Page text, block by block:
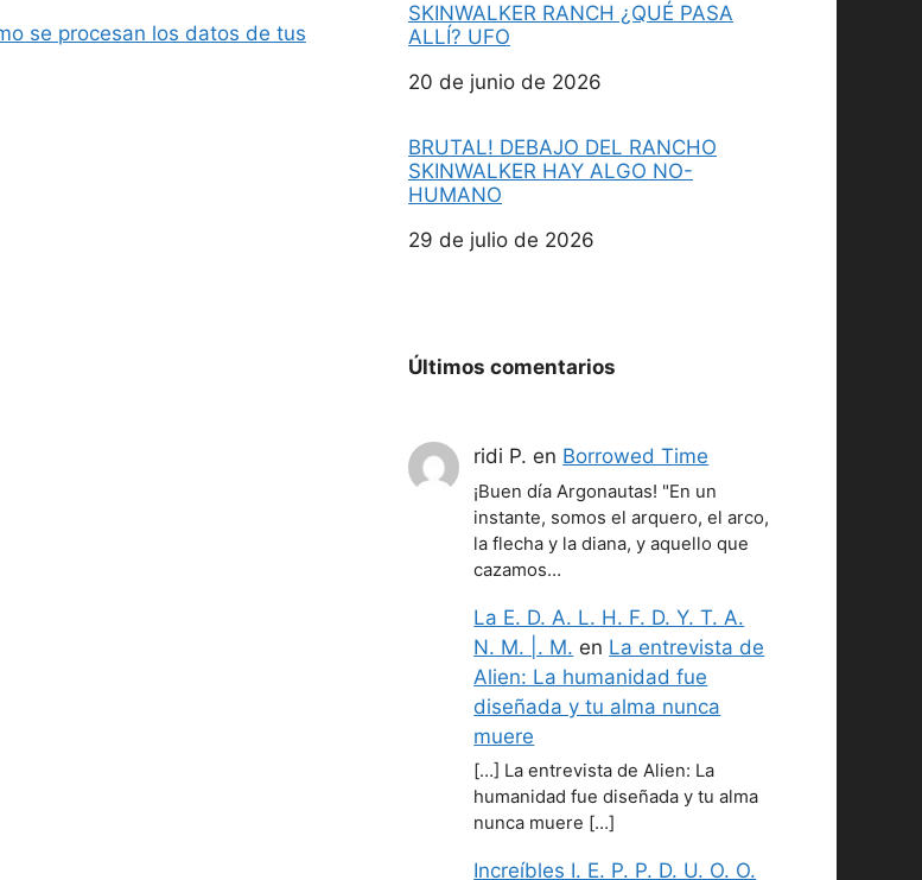
se procesan los datos de tus
SKINWALKER RANCH ¿QUÉ PASA
ALLÍ? UFO
Fecha
20 de junio de 2026
BRUTAL! DEBAJO DEL RANCHO
SKINWALKER HAY ALGO NO-
HUMANO
Fecha
29 de julio de 2026
Últimos comentarios
ridi P. en Borrowed Time
¡Buen día Argonautas! "En un
instante, somos el arquero, el arco,
la flecha y la diana, y aquello que
cazamos…
La E. D. A. L. H. F. D. Y. T. A.
N. M. |. M. en La entrevista de
Alien: La humanidad fue
diseñada y tu alma nunca
muere
[…] La entrevista de Alien: La
humanidad fue diseñada y tu alma
nunca muere […]
Increíbles I. E. P. P. D. U. O. O.